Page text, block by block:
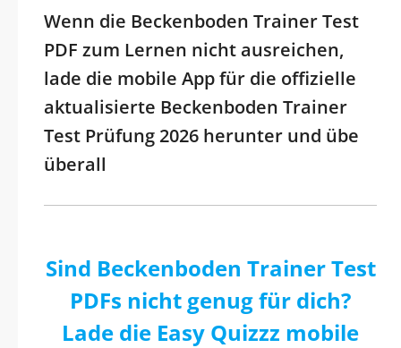
Wenn die Beckenboden Trainer Test
PDF zum Lernen nicht ausreichen,
lade die mobile App für die offizielle
aktualisierte Beckenboden Trainer
Test Prüfung 2026 herunter und übe
überall
Sind Beckenboden Trainer Test
PDFs nicht genug für dich?
Lade die Easy Quizzz mobile